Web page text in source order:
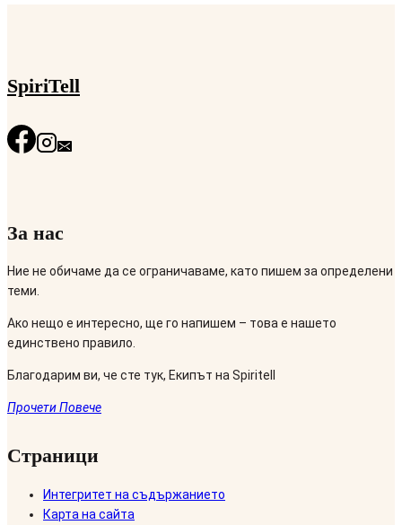
SpiriTell
За нас
Ние не обичаме да се ограничаваме, като пишем за определени
теми.
Ако нещо е интересно, ще го напишем – това е нашето
единствено правило.
Благодарим ви, че сте тук, Екипът на Spiritell
Прочети Повече
Страници
Интегритет на съдържанието
Карта на сайта